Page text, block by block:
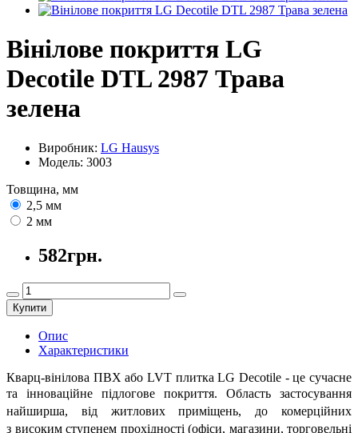
Вінілове покриття LG
Decotile DTL 2987 Трава
зелена
Виробник: LG Hausys
Модель: 3003
Товщина, мм
2,5 мм
2 мм
582грн.
Купити
Опис
Характеристики
Кварц-вінілова ПВХ або LVT плитка LG Decotile - це сучасне
та інноваційне підлогове покриття. Область застосування
найширша, від житлових приміщень, до комерційних
з високим ступенем прохідності (офіси, магазини, торговельні